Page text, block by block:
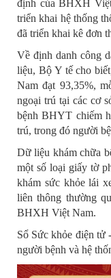
định của BHXH
triển khai hệ thống
đã triển khai kê đơn
Về định danh công
liệu, Bộ Y tế cho
Nam đạt 93,35%,
ngoại trú tại các cơ
bệnh BHYT chiếm
trú, trong đó người
Dữ liệu khám chữa
một số loại giấy tờ
khám sức khỏe lái
liên thông thường
BHXH Việt Nam.
Sổ Sức khỏe điện tử
người bệnh và hệ